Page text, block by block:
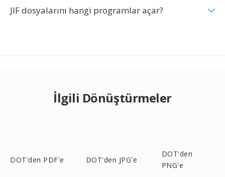
JIF dosyalarını hangi programlar açar?
İlgili Dönüştürmeler
DOT'den PDF'e DOT'den JPG'e
DOT'den
PNG'e